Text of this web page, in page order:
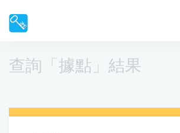
查詢「據點」結果